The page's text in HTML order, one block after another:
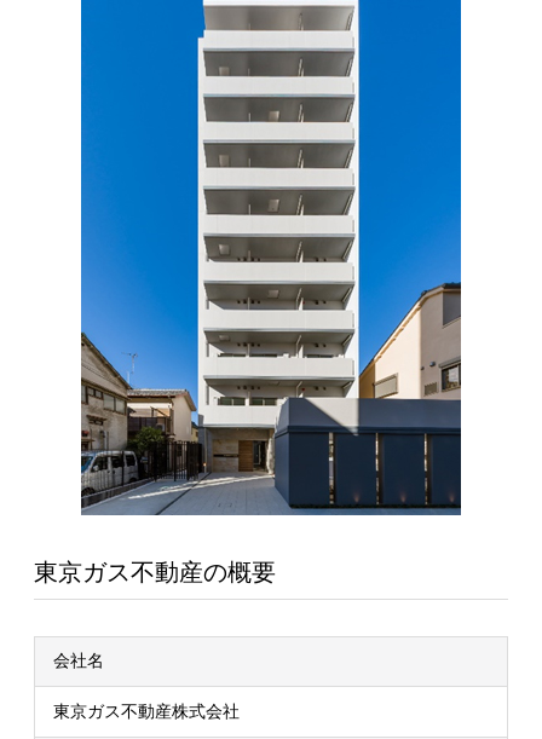
東京ガス不動産の概要
会社名
東京ガス不動産株式会社